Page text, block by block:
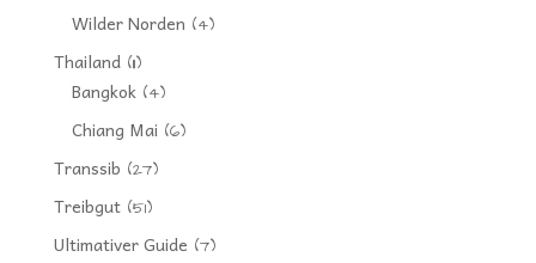
Wilder Norden (4)
Thailand(11)
Bangkok(4)
Chiang Mai (6)
Transsib (27)
Treibgut(51)
Ultimativer Guide (7)